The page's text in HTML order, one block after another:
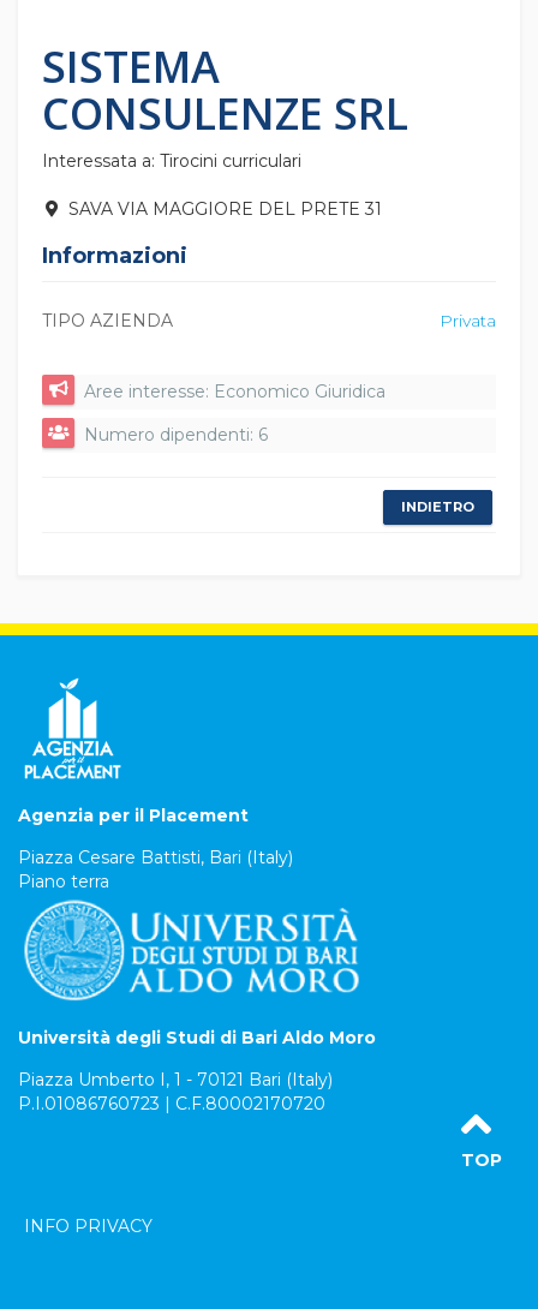
SISTEMA
CONSULENZE SRL
Interessata a: Tirocini curriculari
SAVA VIA MAGGIORE DEL PRETE 31
Informazioni
TIPO AZIENDA Privata
Aree interesse: Economico Giuridica
Numero dipendenti: 6
INDIETRO
Agenzia per il Placement
Piazza Cesare Battisti, Bari (Italy)
Piano terra
Università degli Studi di Bari Aldo Moro
Piazza Umberto I, 1 - 70121 Bari (Italy)
P.I.01086760723 | C.F.80002170720
TOP
INFO PRIVACY